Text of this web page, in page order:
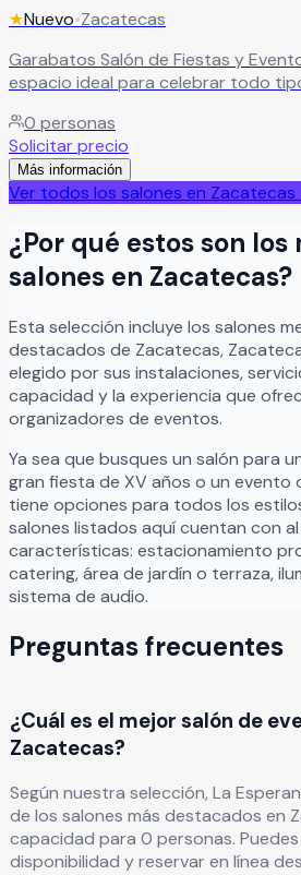
★Nuevo•Zacatecas
Garabatos Salón de Fiestas y
espacio ideal para celebrar todo
especiales. El recinto es perfecto para fiestas infantiles,
cumpleaños, bautizos, despedidas
showers, reuniones familiares y
ofreciendo instalaciones versátiles
Eventos Sociales cada evento se
experiencia memorable, creando el
compartir alegría y grandes
0 personas
Solicitar precio
Más información
Ver todos los salones en Zacatecas
¿Por qué estos son los
salones en Zacatecas?
Esta selección incluye los salones
destacados de Zacatecas,
elegido por sus instalaciones,
capacidad y la experiencia que
organizadores de eventos.
Ya sea que busques un salón para
gran fiesta de XV años o un evento
tiene opciones para todos los
salones listados aquí cuentan con
características: estacionamiento
catering, área de jardín o terraza,
sistema de audio.
Preguntas frecuentes
¿Cuál es el mejor salón de
Zacatecas?
Según nuestra selección, La
de los salones más destacados en
capacidad para 0 personas.
disponibilidad y reservar en línea